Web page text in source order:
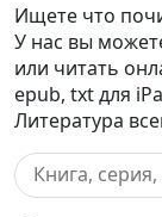
Ищете что
У нас вы
или читать
epub, txt для
Литература